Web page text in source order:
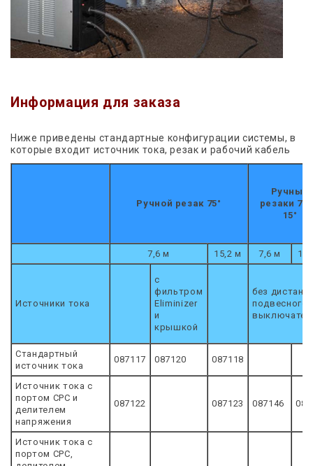
Информация для заказа
Ниже приведены стандартные конфигурации системы, в
которые входит источник тока, резак и рабочий кабель
Ручной резак 75°
Ручные
резаки
15°
7,6 м 15,2 м 7,6 м
Источники тока
с
фильтром
Eliminizer
и
крышкой
без
подвесного
Стандартный
источник тока
087117 087120 087118
Источник тока с
портом CPC и
делителем
напряжения
087122 087123 087146
Источник тока с
портом CPC,